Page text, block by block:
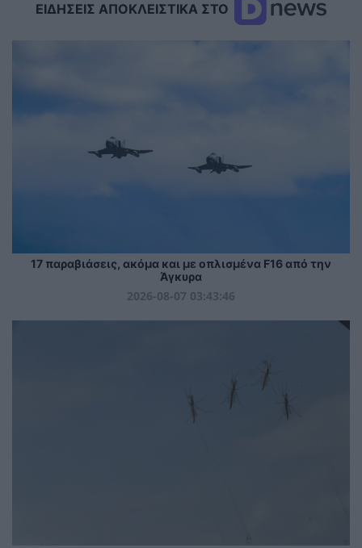
ΕΙΔΗΣΕΙΣ ΑΠΟΚΛΕΙΣΤΙΚΑ ΣΤΟ
17 παραβιάσεις, ακόμα και με οπλισμένα F16 από την
Άγκυρα
2026-08-07 03:43:46